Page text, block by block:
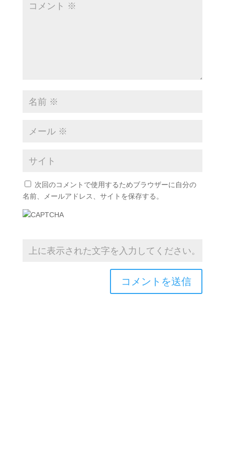
次回のコメントで使用するためブラウザーに自分の
名前、メールアドレス、サイトを保存する。